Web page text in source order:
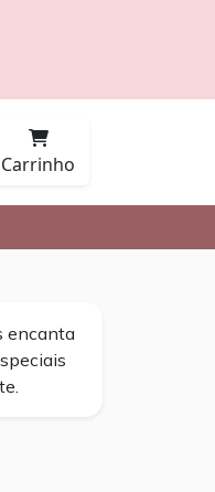
Carrinho
encanta